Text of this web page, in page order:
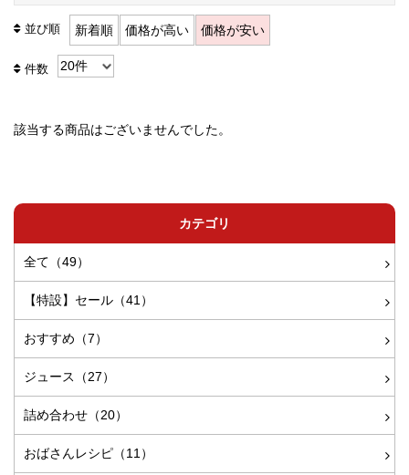
並び順 新着順 価格が高い 価格が安い
件数
該当する商品はございませんでした。
カテゴリ
全て（49）
【特設】セール（41）
おすすめ（7）
ジュース（27）
詰め合わせ（20）
おばさんレシピ（11）